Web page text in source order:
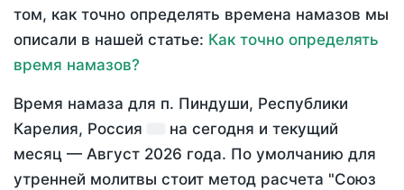
том, как точно определять времена намазов мы
описали в нашей статье: Как точно определять
время намазов?
Время намаза для п. Пиндуши, Республики
Карелия, Россия
на сегодня и текущий
месяц — Август 2026 года. По умолчанию для
утренней молитвы стоит метод расчета "Союз